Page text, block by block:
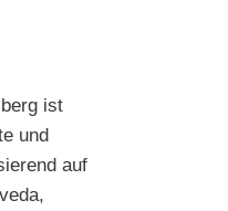
ist
und
auf